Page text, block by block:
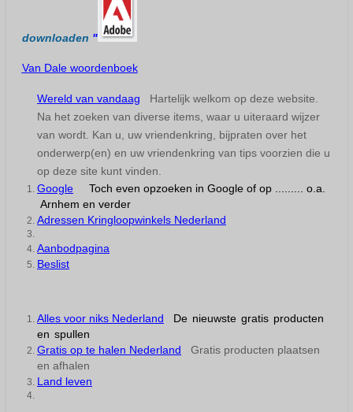
downloaden "
Van Dale woordenboek
Wereld van vandaag Hartelijk welkom op deze website.
Na het zoeken van diverse items, waar u uiteraard wijzer
van wordt. Kan u, uw vriendenkring, bijpraten over het
onderwerp(en) en uw vriendenkring van tips voorzien die u
op deze site kunt vinden.
Google
Toch even opzoeken in Google of op ......... o.a.
Arnhem en verder
Adressen Kringloopwinkels Nederland
Aanbodpagina
Beslist
Alles voor niks Nederland
De nieuwste gratis producten
en spullen
Gratis op te halen Nederland Gratis producten plaatsen
en afhalen
Land leven